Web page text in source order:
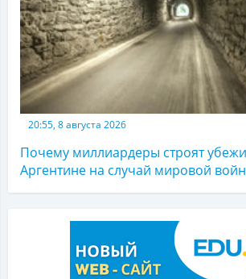
20:55, 8 августа 2026
Почему миллиардеры строят
Аргентине на случай мировой